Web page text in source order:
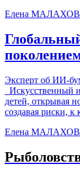
Елена
Эксперт об ИИ-
Искусственный
детей, открывая
создавая риски, к
Елена